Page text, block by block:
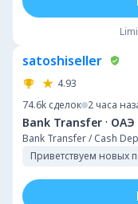
satoshiseller
4.93
74.6k сделок 2 часа
Bank Transfer · ОАЭ
Bank Transfer / Cash
Приветствуем новых